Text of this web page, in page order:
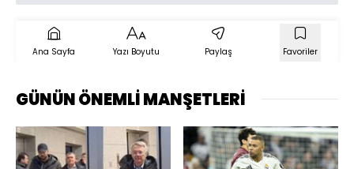
Ana Sayfa Yazı Boyutu Paylaş Favoriler
GÜNÜN ÖNEMLİ MANŞETLERİ